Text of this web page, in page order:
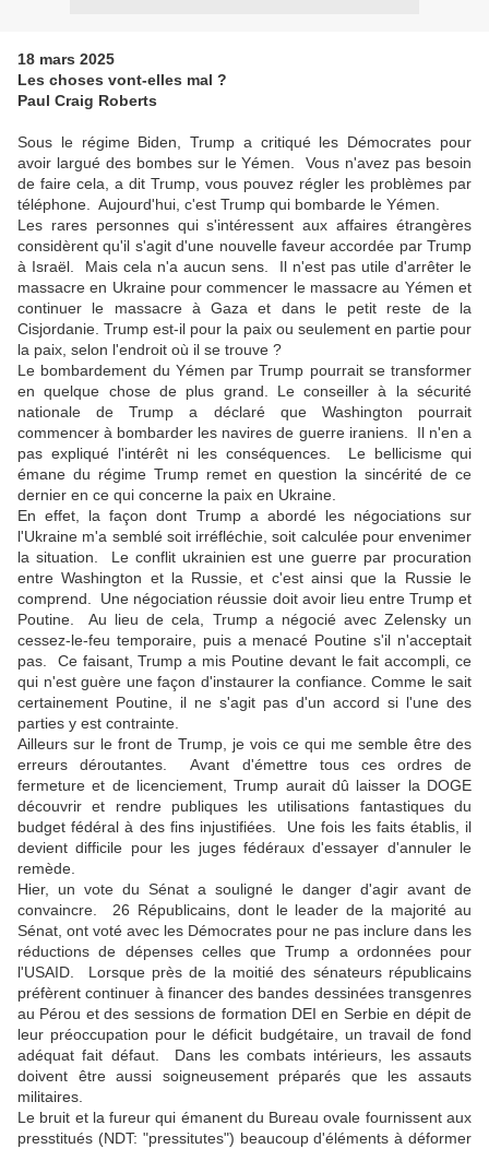
18 mars 2025
Les choses vont-elles mal ?
Paul Craig Roberts
Sous le régime Biden, Trump a critiqué les Démocrates pour
avoir largué des bombes sur le Yémen. Vous n'avez pas besoin
de faire cela, a dit Trump, vous pouvez régler les problèmes par
téléphone. Aujourd'hui, c'est Trump qui bombarde le Yémen.
Les rares personnes qui s'intéressent aux affaires étrangères
considèrent qu'il s'agit d'une nouvelle faveur accordée par Trump
à Israël. Mais cela n'a aucun sens. Il n'est pas utile d'arrêter le
massacre en Ukraine pour commencer le massacre au Yémen et
continuer le massacre à Gaza et dans le petit reste de la
Cisjordanie. Trump est-il pour la paix ou seulement en partie pour
la paix, selon l'endroit où il se trouve ?
Le bombardement du Yémen par Trump pourrait se transformer
en quelque chose de plus grand. Le conseiller à la sécurité
nationale de Trump a déclaré que Washington pourrait
commencer à bombarder les navires de guerre iraniens. Il n'en a
pas expliqué l'intérêt ni les conséquences. Le bellicisme qui
émane du régime Trump remet en question la sincérité de ce
dernier en ce qui concerne la paix en Ukraine.
En effet, la façon dont Trump a abordé les négociations sur
l'Ukraine m'a semblé soit irréfléchie, soit calculée pour envenimer
la situation. Le conflit ukrainien est une guerre par procuration
entre Washington et la Russie, et c'est ainsi que la Russie le
comprend. Une négociation réussie doit avoir lieu entre Trump et
Poutine. Au lieu de cela, Trump a négocié avec Zelensky un
cessez-le-feu temporaire, puis a menacé Poutine s'il n'acceptait
pas. Ce faisant, Trump a mis Poutine devant le fait accompli, ce
qui n'est guère une façon d'instaurer la confiance. Comme le sait
certainement Poutine, il ne s'agit pas d'un accord si l'une des
parties y est contrainte.
Ailleurs sur le front de Trump, je vois ce qui me semble être des
erreurs déroutantes. Avant d'émettre tous ces ordres de
fermeture et de licenciement, Trump aurait dû laisser la DOGE
découvrir et rendre publiques les utilisations fantastiques du
budget fédéral à des fins injustifiées. Une fois les faits établis, il
devient difficile pour les juges fédéraux d'essayer d'annuler le
remède.
Hier, un vote du Sénat a souligné le danger d'agir avant de
convaincre. 26 Républicains, dont le leader de la majorité au
Sénat, ont voté avec les Démocrates pour ne pas inclure dans les
réductions de dépenses celles que Trump a ordonnées pour
l'USAID. Lorsque près de la moitié des sénateurs républicains
préfèrent continuer à financer des bandes dessinées transgenres
au Pérou et des sessions de formation DEI en Serbie en dépit de
leur préoccupation pour le déficit budgétaire, un travail de fond
adéquat fait défaut. Dans les combats intérieurs, les assauts
doivent être aussi soigneusement préparés que les assauts
militaires.
Le bruit et la fureur qui émanent du Bureau ovale fournissent aux
presstitués (NDT: "pressitutes") beaucoup d'éléments à déformer